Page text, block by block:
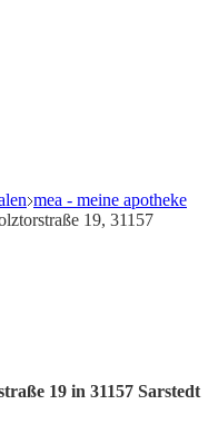
mea - meine apotheke
19, 31157
19 in 31157 Sarstedt